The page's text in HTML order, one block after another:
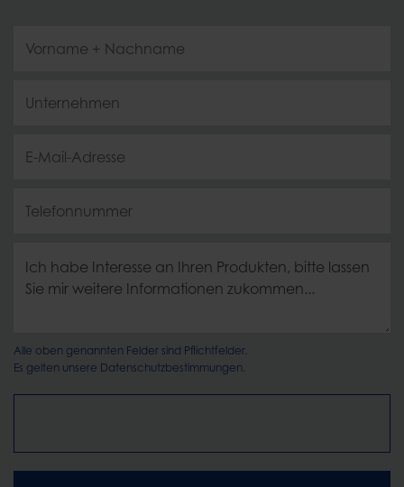
Alle oben genannten Felder sind Pflichtfelder.
Es gelten unsere Datenschutzbestimmungen.